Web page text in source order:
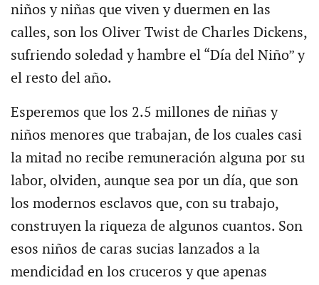
niños y niñas que viven y duermen en las
calles, son los Oliver Twist de Charles Dickens,
sufriendo soledad y hambre el “Día del Niño” y
el resto del año.
Esperemos que los 2.5 millones de niñas y
niños menores que trabajan, de los cuales casi
la mitad no recibe remuneración alguna por su
labor, olviden, aunque sea por un día, que son
los modernos esclavos que, con su trabajo,
construyen la riqueza de algunos cuantos. Son
esos niños de caras sucias lanzados a la
mendicidad en los cruceros y que apenas